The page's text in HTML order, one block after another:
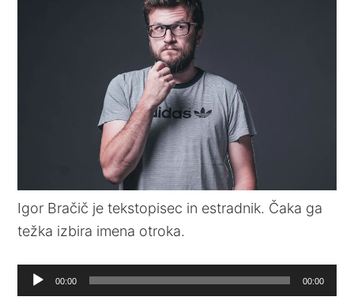
Igor Bračič je tekstopisec in estradnik. Čaka ga
težka izbira imena otroka.
Audio
Player
00:00 00:00